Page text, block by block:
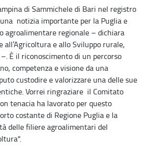
di Sammichele di Bari nel registro
notizia importante per la Puglia e
agroalimentare regionale – dichiara
all’Agricoltura e allo Sviluppo rurale,
–. È il riconoscimento di un percorso
competenza e visione da una
custodire e valorizzare una delle sue
Vorrei ringraziare il Comitato
tenacia ha lavorato per questo
costante di Regione Puglia e la
delle filiere agroalimentari del